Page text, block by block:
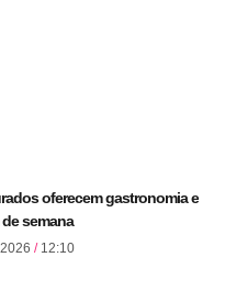
oferecem gastronomia e
semana
12:10